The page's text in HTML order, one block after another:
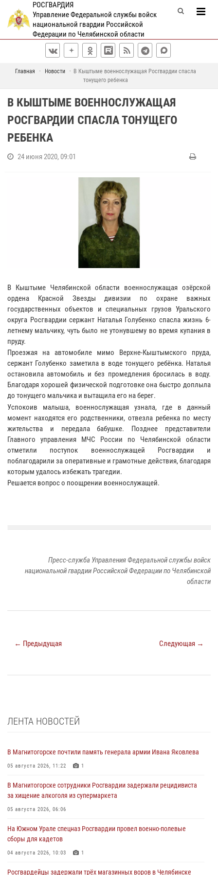
РОСГВАРДИЯ
Управление Федеральной службы войск
национальной гвардии Российской
Федерации по Челябинской области
Главная Новости
В Кыштыме военнослужащая Росгвардии спасла
тонущего ребенка
В КЫШТЫМЕ ВОЕННОСЛУЖАЩАЯ
РОСГВАРДИИ СПАСЛА ТОНУЩЕГО
РЕБЕНКА
24 июня 2020, 09:01
В Кыштыме Челябинской области военнослужащая озёрской
ордена Красной Звезды дивизии по охране важных
государственных объектов и специальных грузов Уральского
округа Росгвардии сержант Наталья Голубенко спасла жизнь 6-
летнему мальчику, чуть было не утонувшему во время купания в
пруду.
Проезжая на автомобиле мимо Верхне-Кыштымского пруда,
сержант Голубенко заметила в воде тонущего ребёнка. Наталья
остановила автомобиль и без промедления бросилась в воду.
Благодаря хорошей физической подготовке она быстро доплыла
до тонущего мальчика и вытащила его на берег.
Успокоив малыша, военнослужащая узнала, где в данный
момент находятся его родственники, отвезла ребенка по месту
жительства и передала бабушке. Позднее представители
Главного управления МЧС России по Челябинской области
отметили поступок военнослужащей Росгвардии и
поблагодарили за оперативные и грамотные действия, благодаря
которым удалось избежать трагедии.
Решается вопрос о поощрении военнослужащей.
Пресс-служба Управления Федеральной службы войск
национальной гвардии Российской Федерации по Челябинской
области
← Предыдущая Следующая →
ЛЕНТА НОВОСТЕЙ
В Магнитогорске почтили память генерала армии Ивана Яковлева
05 августа 2026, 11:22 1
В Магнитогорске сотрудники Росгвардии задержали рецидивиста
за хищение алкоголя из супермаркета
05 августа 2026, 06:06
На Южном Урале спецназ Росгвардии провел военно-полевые
сборы для кадетов
04 августа 2026, 10:03 1
Росгвардейцы задержали трёх магазинных воров в Челябинске